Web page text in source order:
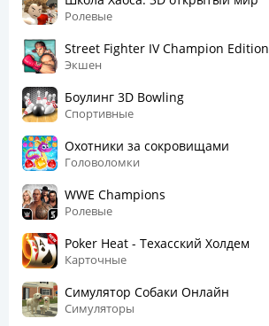
Ролевые
Street Fighter IV Champion Edition
Экшен
Боулинг 3D Bowling
Спортивные
Охотники за сокровищами
Головоломки
WWE Champions
Ролевые
Poker Heat - Техасский Холдем
Карточные
Симулятор Собаки Онлайн
Симуляторы